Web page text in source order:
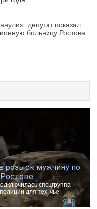
депутат показал
больницу Ростова
розыск мужчину по
спецгруппа
для тех, чье